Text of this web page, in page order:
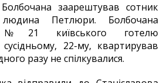
заарештував сотник
Петлюри. Болбочана
київського готелю
22-му, квартирував
разу не спілкувалися.